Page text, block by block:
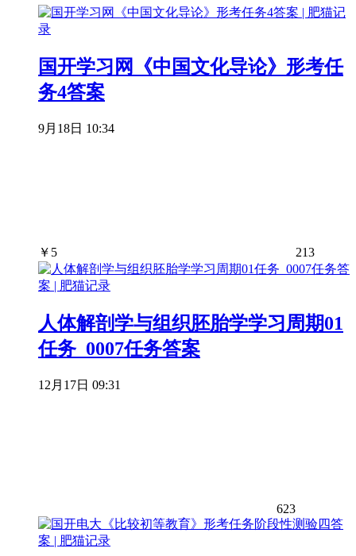
国开学习网《中国文化导论》形考任
务4答案
9月18日 10:34
￥ 5 213
人体解剖学与组织胚胎学学习周期01
任务_0007任务答案
12月17日 09:31
623